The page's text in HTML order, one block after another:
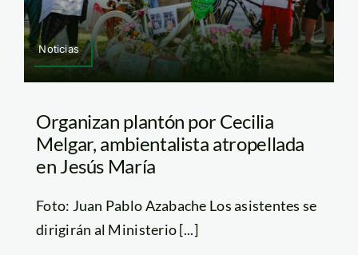
Noticias
Organizan plantón por Cecilia
Melgar, ambientalista atropellada
en Jesús María
Foto: Juan Pablo Azabache Los asistentes se
dirigirán al Ministerio [...]